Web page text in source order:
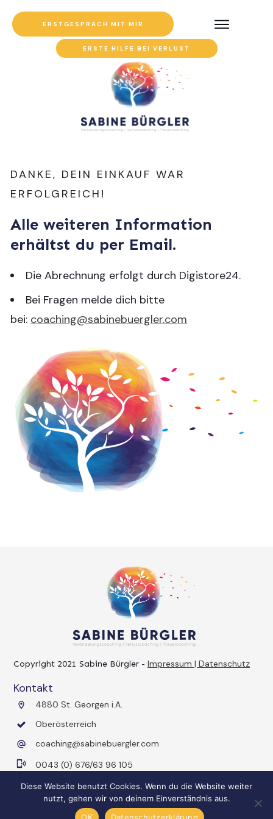
ERSTGESPRÄCH MIT MIR
ERSTE HILFE BEI VERLUST
DANKE, DEIN EINKAUF WAR
ERFOLGREICH!
Alle weiteren Information
erhältst du per Email.
Die Abrechnung erfolgt durch Digistore24.
Bei Fragen melde dich bitte
bei: coaching@sabinebuergler.com
Copyright 2021 Sabine Bürgler - Impressum | Datenschutz
Kontakt
4880 St. Georgen i.A.
Oberösterreich
coaching@sabinebuergler.com
0043 (0) 676/63 96 105
Diese Website benutzt Cookies. Wenn du die Website weiter
nutzt, gehen wir von deinem Einverständnis aus.
OK
Datenschutzerklärung